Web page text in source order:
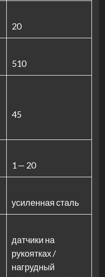
20
510
45
1 — 20
усиленная сталь
датчики на
рукоятках /
нагрудный